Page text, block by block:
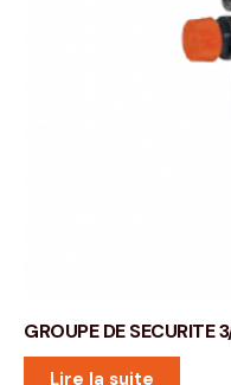
GROUPE DE SECURITE
Lire la suite